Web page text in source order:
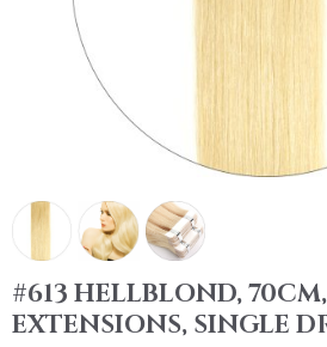
#613 HELLBLOND,
EXTENSIONS, SINGLE